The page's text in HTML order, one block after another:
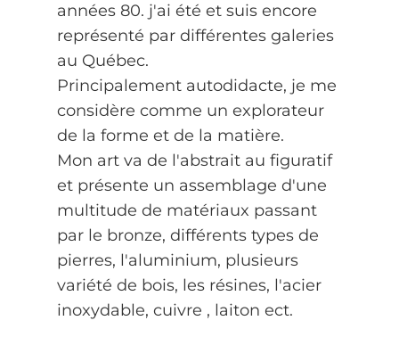
années 80. j'ai été et suis encore
représenté par différentes galeries
au Québec.
Principalement autodidacte, je me
considère comme un explorateur
de la forme et de la matière.
Mon art va de l'abstrait au figuratif
et présente un assemblage d'une
multitude de matériaux passant
par le bronze, différents types de
pierres, l'aluminium, plusieurs
variété de bois, les résines, l'acier
inoxydable, cuivre , laiton ect.